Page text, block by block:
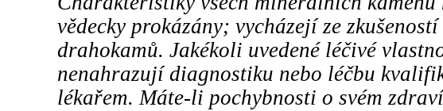
vědecky prokázány; vycházejí ze
drahokamů. Jakékoli uvedené léčivé
nenahrazují diagnostiku nebo léčbu
lékařem. Máte-li pochybnosti o svém